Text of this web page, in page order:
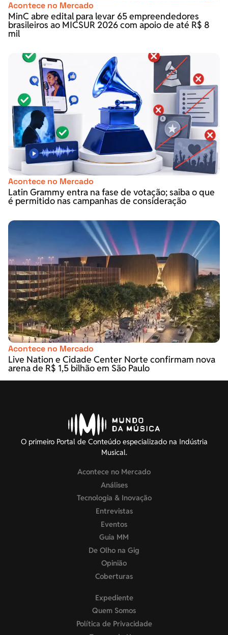
Acontece no Mercado
MinC abre edital para levar 65 empreendedores
brasileiros ao MICSUR 2026 com apoio de até R$ 8
mil
Acontece no Mercado
Latin Grammy entra na fase de votação; saiba o que
é permitido nas campanhas de consideração
Acontece no Mercado
Live Nation e Cidade Center Norte confirmam nova
arena de R$ 1,5 bilhão em São Paulo
O primeiro Portal de Conteúdo especializado na Indústria
Musical.
Acontece no Mercado
Análises
Tecnologia & Inovação
Entrevistas
Eventos
Guia MM
De Olho na Gig
Opinião
Coberturas
Expediente
Quem Somos
Política de Privacidade